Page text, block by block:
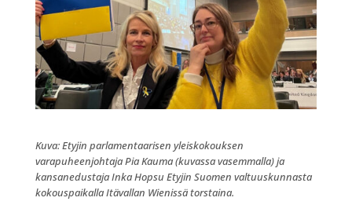
​Kuva: Etyjin parlamentaarisen yleiskokouksen
varapuheenjohtaja Pia Kauma (kuvassa vasemmalla) ja
kansanedustaja Inka Hopsu Etyjin Suomen valtuuskunnasta
kokouspaikalla Itävallan Wienissä torstaina.